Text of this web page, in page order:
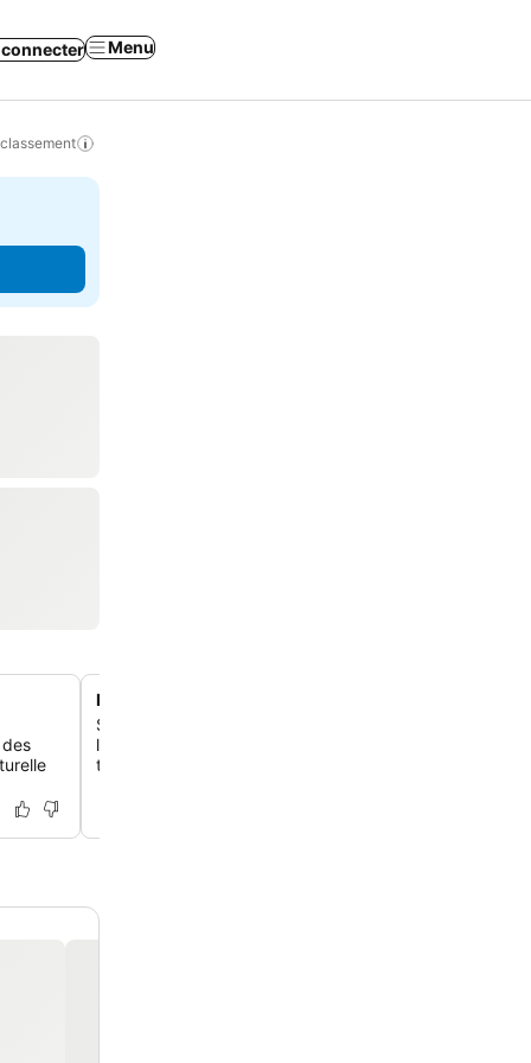
connecter Menu
Petit-déjeuner local exceptionnel
Savoure un petit-déjeuner délicieux et copieux avec
locaux, des gâteaux faits maison et une grande variété
tout servi avec une vue imprenable.